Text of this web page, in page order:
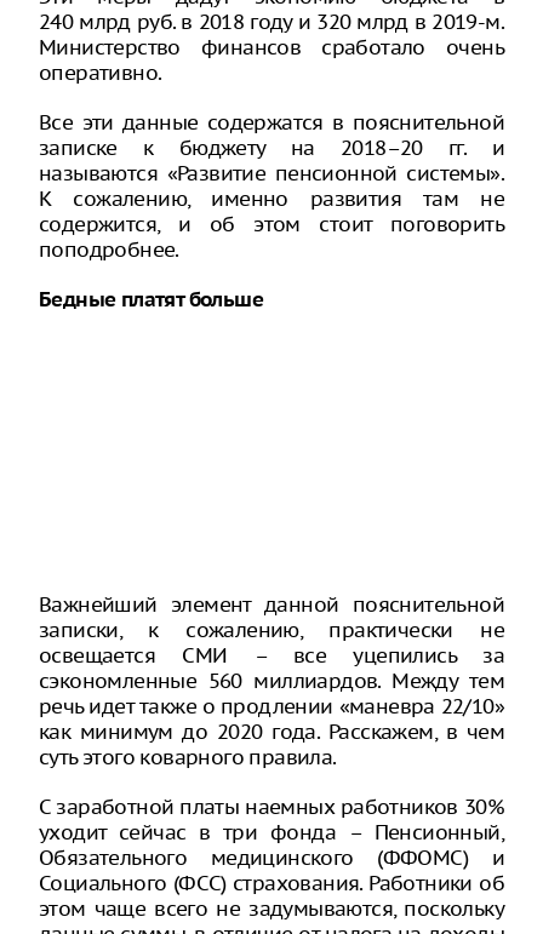
240 млрд руб. в 2018 году и 320 млрд в 2019-м.
Министерство финансов сработало очень
оперативно.
Все эти данные содержатся в пояснительной
записке к бюджету на 2018–20 гг. и
называются «Развитие пенсионной системы».
К сожалению, именно развития там не
содержится, и об этом стоит поговорить
поподробнее.
Бедные платят больше
Важнейший элемент данной пояснительной
записки, к сожалению, практически не
освещается СМИ – все уцепились за
сэкономленные 560 миллиардов. Между тем
речь идет также о продлении «маневра 22/10»
как минимум до 2020 года. Расскажем, в чем
суть этого коварного правила.
С заработной платы наемных работников 30%
уходит сейчас в три фонда – Пенсионный,
Обязательного медицинского (ФФОМС) и
Социального (ФСС) страхования. Работники об
этом чаще всего не задумываются, поскольку